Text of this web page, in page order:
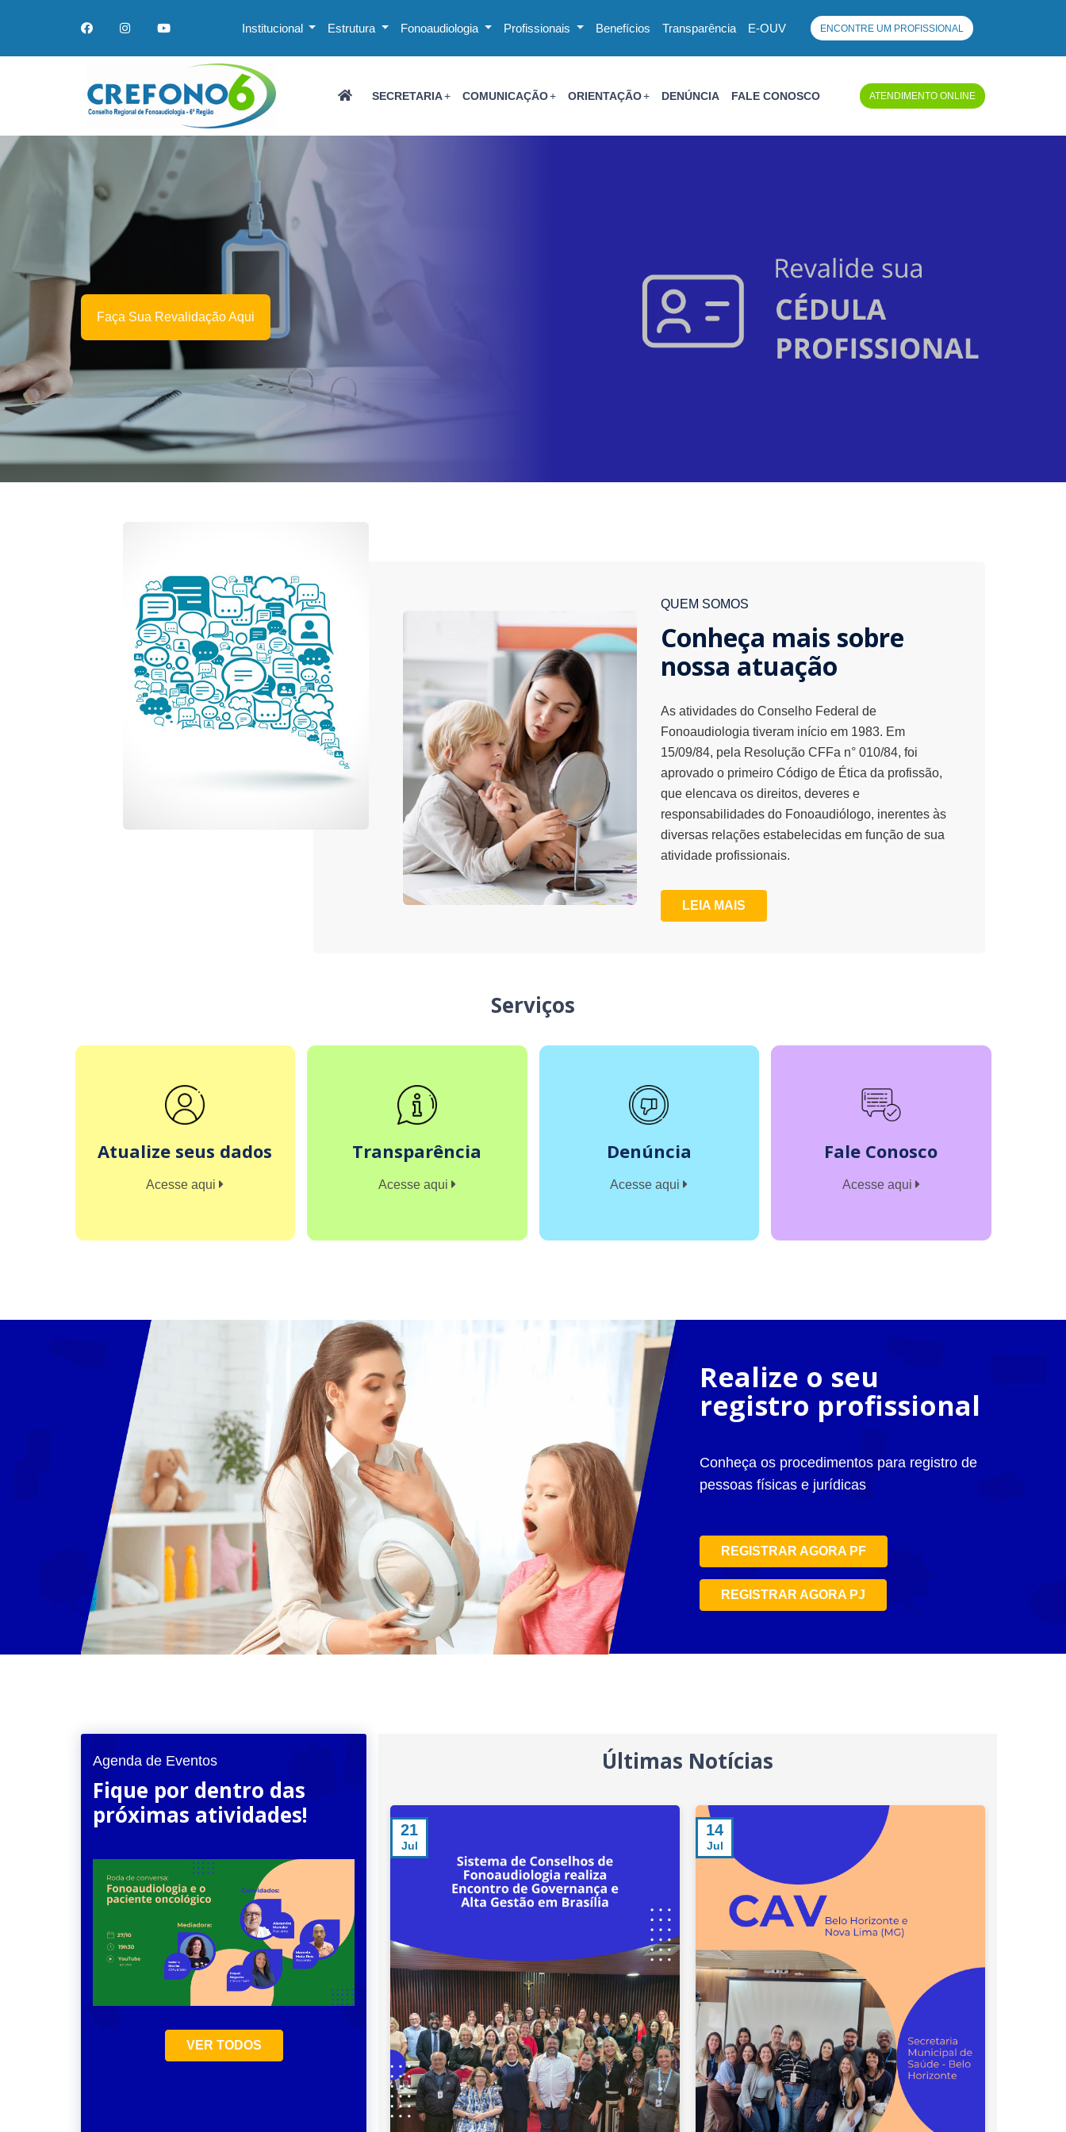
Institucional Estrutura Fonoaudiologia Profissionais Benefícios Transparência E-OUV ENCONTRE UM PROFISSIONAL
SECRETARIA COMUNICAÇÃO ORIENTAÇÃO DENÚNCIA FALE CONOSCO ATENDIMENTO ONLINE
Faça Sua Revalidação Aqui
QUEM SOMOS
Conheça mais sobre
nossa atuação
As atividades do Conselho Federal de
Fonoaudiologia tiveram início em 1983. Em
15/09/84, pela Resolução CFFa n° 010/84, foi
aprovado o primeiro Código de Ética da profissão,
que elencava os direitos, deveres e
responsabilidades do Fonoaudiólogo, inerentes às
diversas relações estabelecidas em função de sua
atividade profissionais.
LEIA MAIS
Serviços
Atualize seus dados
Acesse aqui
Transparência
Acesse aqui
Denúncia
Acesse aqui
Fale Conosco
Acesse aqui
Realize o seu
registro profissional
Conheça os procedimentos para registro de
pessoas físicas e jurídicas
REGISTRAR AGORA PF
REGISTRAR AGORA PJ
Agenda de Eventos
Fique por dentro das
próximas atividades!
VER TODOS
Últimas Notícias